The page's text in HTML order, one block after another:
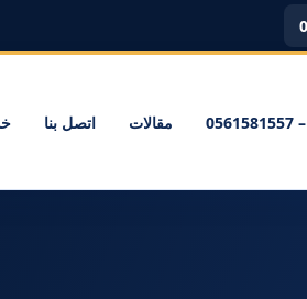
مقالات اتصل بنا